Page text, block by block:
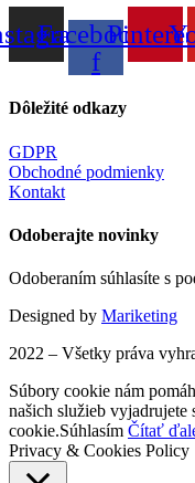
Facebook-
f
Dôležité odkazy
GDPR
Obchodné podmienky
Kontakt
Odoberajte novinky
Odoberaním súhlasíte s
Designed by Mariketing
2022 – Všetky práva
Súbory cookie nám
našich služieb vyjadrujete
cookie.Súhlasím Čítať
Privacy & Cookies Policy